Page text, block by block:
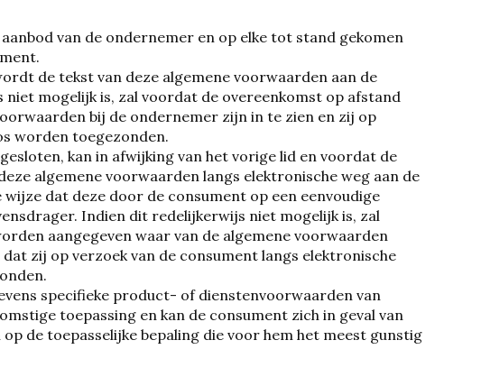
van de ondernemer en op elke tot stand gekomen
de tekst van deze algemene voorwaarden aan de
mogelijk is, zal voordat de overeenkomst op afstand
bij de ondernemer zijn in te zien en zij op
worden toegezonden.
kan in afwijking van het vorige lid en voordat de
algemene voorwaarden langs elektronische weg aan de
dat deze door de consument op een eenvoudige
Indien dit redelijkerwijs niet mogelijk is, zal
aangegeven waar van de algemene voorwaarden
zij op verzoek van de consument langs elektronische
specifieke product- of dienstenvoorwaarden van
toepassing en kan de consument zich in geval van
de toepasselijke bepaling die voor hem het meest gunstig